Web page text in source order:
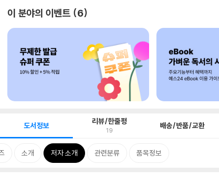
이 분야의 이벤트 6
도서정보 리뷰/한줄평
19 배송/반품/교환
소개 저자 소개 관련분류 품목정보